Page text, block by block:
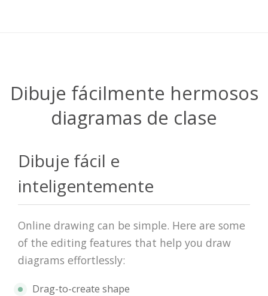
Dibuje fácilmente hermosos
diagramas de clase
Dibuje fácil e
inteligentemente
Online drawing can be simple. Here are some
of the editing features that help you draw
diagrams effortlessly:
Drag-to-create shape